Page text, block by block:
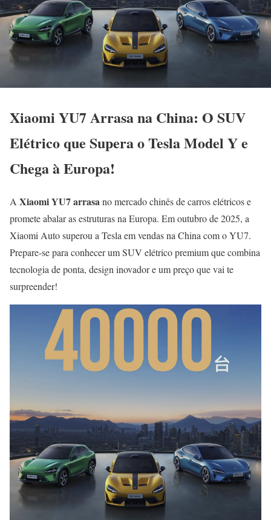
Xiaomi YU7 Arrasa na China: O SUV
Elétrico que Supera o Tesla Model Y e
Chega à Europa!
A Xiaomi YU7 arrasano mercado chinês de carros elétricos e
promete abalar as estruturas na Europa. Em outubro de 2025, a
Xiaomi Auto superou a Tesla em vendas na China com o YU7.
Prepare-se para conhecer um SUV elétrico premium que combina
tecnologia de ponta, design inovador e um preço que vai te
surpreender!